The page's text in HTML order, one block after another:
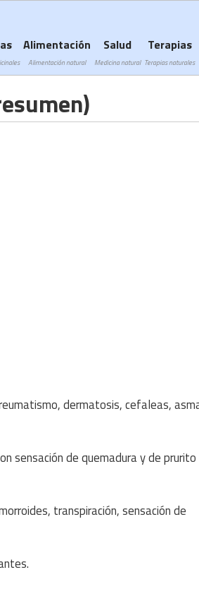
dermatosis, cefaleas,
sensación de quemadura y de prurito
transpiración, sensación de
Alimentación
Alimentación natural
Salud
Medicina natural
Terapias
Terapias naturales